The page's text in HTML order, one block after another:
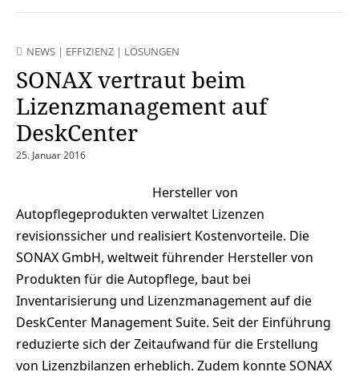
NEWS | EFFIZIENZ | LÖSUNGEN
SONAX vertraut beim
Lizenzmanagement auf
DeskCenter
25. Januar 2016
Hersteller von
Autopflegeprodukten verwaltet Lizenzen
revisionssicher und realisiert Kostenvorteile. Die
SONAX GmbH, weltweit führender Hersteller von
Produkten für die Autopflege, baut bei
Inventarisierung und Lizenzmanagement auf die
DeskCenter Management Suite. Seit der Einführung
reduzierte sich der Zeitaufwand für die Erstellung
von Lizenzbilanzen erheblich. Zudem konnte SONAX